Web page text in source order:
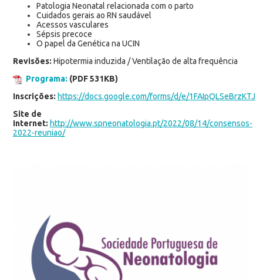
Patologia Neonatal relacionada com o parto
Cuidados gerais ao RN saudável
Acessos vasculares
Sépsis precoce
O papel da Genética na UCIN
Revisões: Hipotermia induzida / Ventilação de alta frequência
Programa: (PDF 531KB)
Inscrições: https://docs.google.com/forms/d/e/
Site de
Internet: http://www.spneonatologia.pt/2022/08/14/consensos-
2022-reuniao/